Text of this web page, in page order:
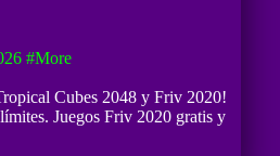
#more
Cubes 2048 y Friv 2020!
Juegos Friv 2020 gratis y